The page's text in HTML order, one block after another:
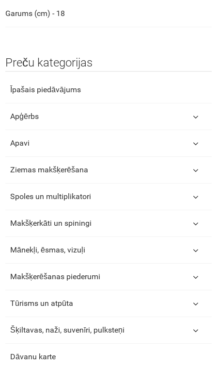
Garums (cm) - 18
Preču kategorijas
Īpašais piedāvājums
Apģērbs
Apavi
Ziemas makšķerēšana
Spoles un multiplikatori
Makšķerkāti un spiningi
Mānekļi, ēsmas, vizuļi
Makšķerēšanas piederumi
Tūrisms un atpūta
Šķiltavas, naži, suvenīri, pulksteņi
Dāvanu karte